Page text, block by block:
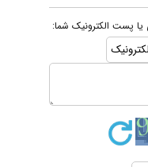
یا پست الکترونیک شما: